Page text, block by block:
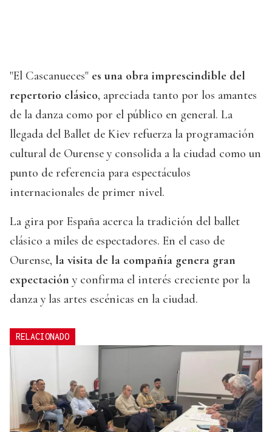
"El Cascanueces" es una obra imprescindible del
repertorio clásico, apreciada tanto por los amantes
de la danza como por el público en general. La
llegada del Ballet de Kiev refuerza la programación
cultural de Ourense y consolida a la ciudad como un
punto de referencia para espectáculos
internacionales de primer nivel.
La gira por España acerca la tradición del ballet
clásico a miles de espectadores. En el caso de
Ourense, la visita de la compañía genera gran
expectación y confirma el interés creciente por la
danza y las artes escénicas en la ciudad.
RELACIONADO